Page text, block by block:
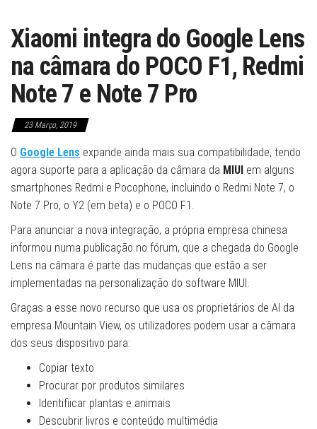
Xiaomi integra do Google Lens
na câmara do POCO F1, Redmi
Note 7 e Note 7 Pro
23 Março, 2019
O Google Lens expande ainda mais sua compatibilidade, tendo
agora suporte para a aplicação da câmara da MIUI em alguns
smartphones Redmi e Pocophone, incluindo o Redmi Note 7, o
Note 7 Pro, o Y2 (em beta) e o POCO F1.
Para anunciar a nova integração, a própria empresa chinesa
informou numa publicação no fórum, que a chegada do Google
Lens na câmara é parte das mudanças que estão a ser
implementadas na personalização do software MIUI.
Graças a esse novo recurso que usa os proprietários de AI da
empresa Mountain View, os utilizadores podem usar a câmara
dos seus dispositivo para:
Copiar texto
Procurar por produtos similares
Identifiicar plantas e animais
Descubrir livros e conteúdo multimédia